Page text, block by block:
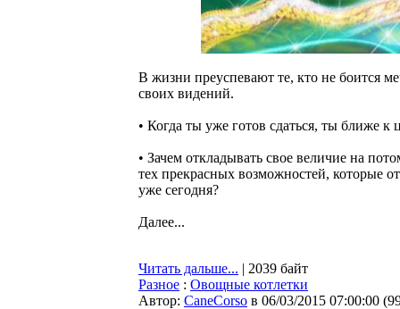
В жизни преуспевают те, кто не боится
своих видений.
• Когда ты уже готов сдаться, ты ближе
• Зачем откладывать свое величие на
тех прекрасных возможностей, которые
уже сегодня?
Далее...
Читать дальше... | 2039 байт
Разное : Овощные котлетки
Автор: CaneCorso в 06/03/2015 07:00:00 (